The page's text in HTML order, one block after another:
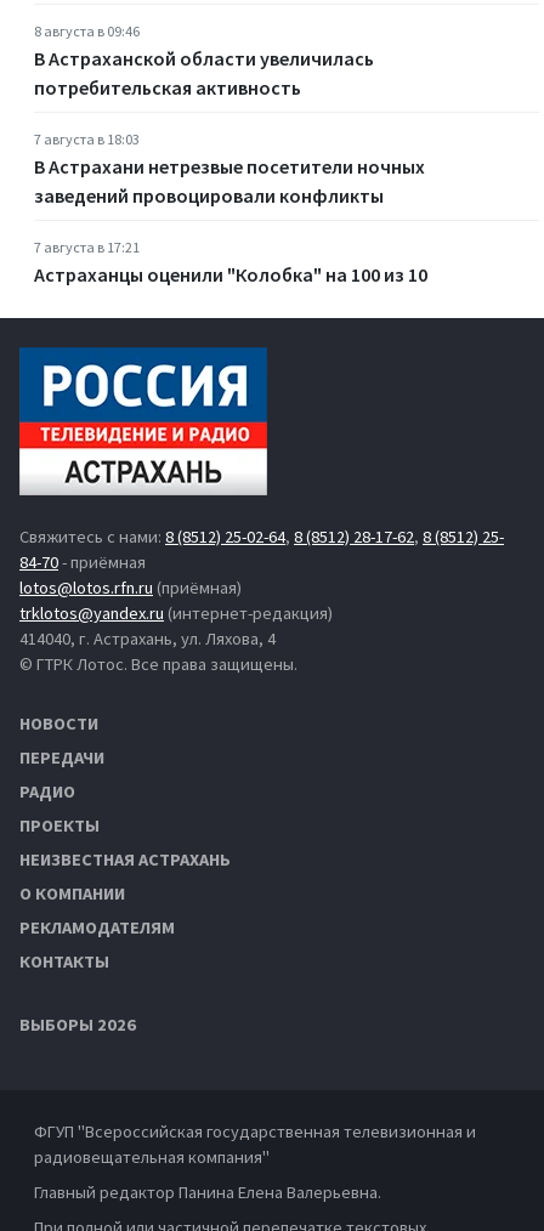
8 августа в 09:46
В Астраханской области увеличилась
потребительская активность
7 августа в 18:03
В Астрахани нетрезвые посетители ночных
заведений провоцировали конфликты
7 августа в 17:21
Астраханцы оценили "Колобка" на 100 из 10
Свяжитесь с нами: 8 (8512) 25-02-64, 8 (8512) 28-17-62, 8 (8512) 25-
84-70- приёмная
lotos@lotos.rfn.ru (приёмная)
trklotos@yandex.ru (интернет-редакция)
414040, г. Астрахань, ул. Ляхова, 4
© ГТРК Лотос. Все права защищены.
НОВОСТИ
ПЕРЕДАЧИ
РАДИО
ПРОЕКТЫ
НЕИЗВЕСТНАЯ АСТРАХАНЬ
О КОМПАНИИ
РЕКЛАМОДАТЕЛЯМ
КОНТАКТЫ
ВЫБОРЫ 2026
ФГУП "Всероссийская государственная телевизионная и
радиовещательная компания"
Главный редактор Панина Елена Валерьевна.